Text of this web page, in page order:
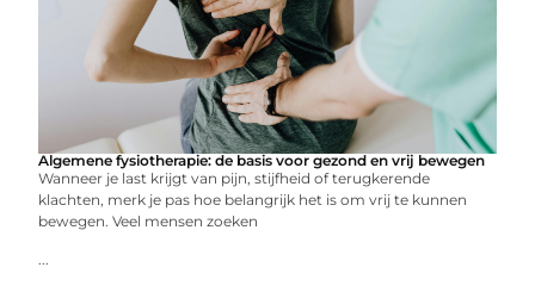
Algemene fysiotherapie: de basis voor gezond en vrij bewegen
Wanneer je last krijgt van pijn, stijfheid of terugkerende
klachten, merk je pas hoe belangrijk het is om vrij te kunnen
bewegen. Veel mensen zoeken
...